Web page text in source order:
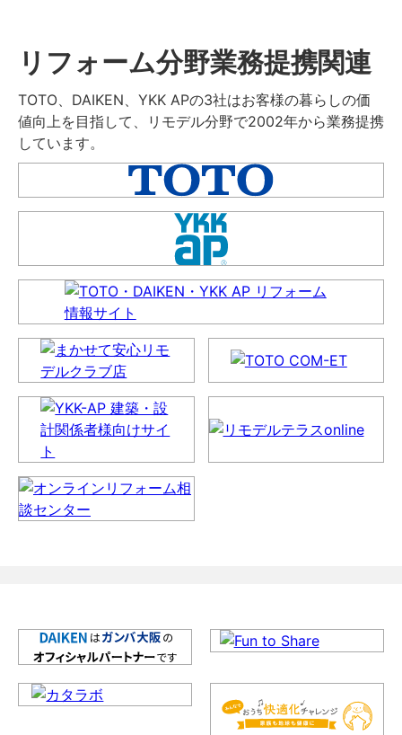
リフォーム分野業務提携関連
TOTO、DAIKEN、YKK APの3社はお客様の暮らしの価
値向上を目指して、リモデル分野で2002年から業務提携
しています。